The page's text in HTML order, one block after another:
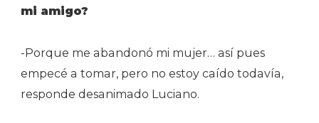
mi amigo?
-Porque me abandonó mi mujer… así pues
empecé a tomar, pero no estoy caído todavía,
responde desanimado Luciano.